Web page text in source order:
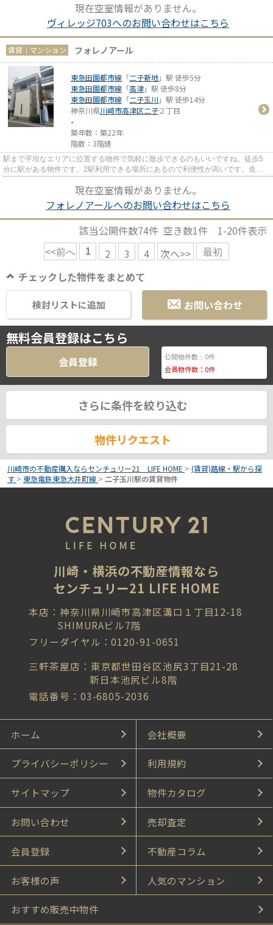
現在空室情報がありません。
ヴィレッジ703へのお問い合わせはこちら
賃貸｜マンション フォレノアール
東急田園都市線 「二子新地」駅 徒歩5分
東急田園都市線 「高津」駅 徒歩8分
東急田園都市線 「二子玉川 」駅 徒歩14分
神奈川県川崎市高津区二子２丁目
-
築年数：築22年
階数：3階建
駅まで平坦なエリアに位置する物件で気軽に散歩できるのもいいですね。徒歩5
分に駅がある物件です。2駅利用できる場所にあるので利便性が高いです。造り
現在空室情報がありません。
フォレノアールへのお問い合わせはこちら
該当公開件数74件 空き数1件 1-20件表示
<<前へ 1 2 3 4 次へ>> 最初
チェックした物件をまとめて
お問い合わせ
検討リストに追加
無料会員登録はこちら
会員登録 公開物件数： 0件
会員物件数： 0件
さらに条件を絞り込む
物件リクエスト
川崎市の不動産購入ならセンチュリー21 LIFE HOME > (賃貸)路線・駅から探
す > 東急電鉄東急大井町線 > 二子玉川駅の賃貸物件
川崎・横浜の不動産情報なら
センチュリー21 LIFE HOME
本店：神奈川県川崎市高津区溝口１丁目12-18
SHIMURAビル7階
フリーダイヤル：0120-91-0651
三軒茶屋店：東京都世田谷区池尻3丁目21-28
新日本池尻ビル8階
電話番号：03-6805-2036
ホーム 会社概要
プライバシーポリシー 利用規約
サイトマップ 物件カタログ
お問い合わせ 売却査定
会員登録 不動産コラム
お客様の声 人気のマンション
おすすめ販売中物件